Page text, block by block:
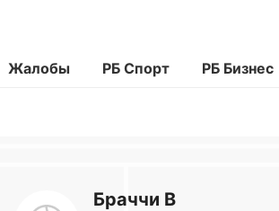
Жалобы РБ Спорт РБ Бизнес
Браччи В